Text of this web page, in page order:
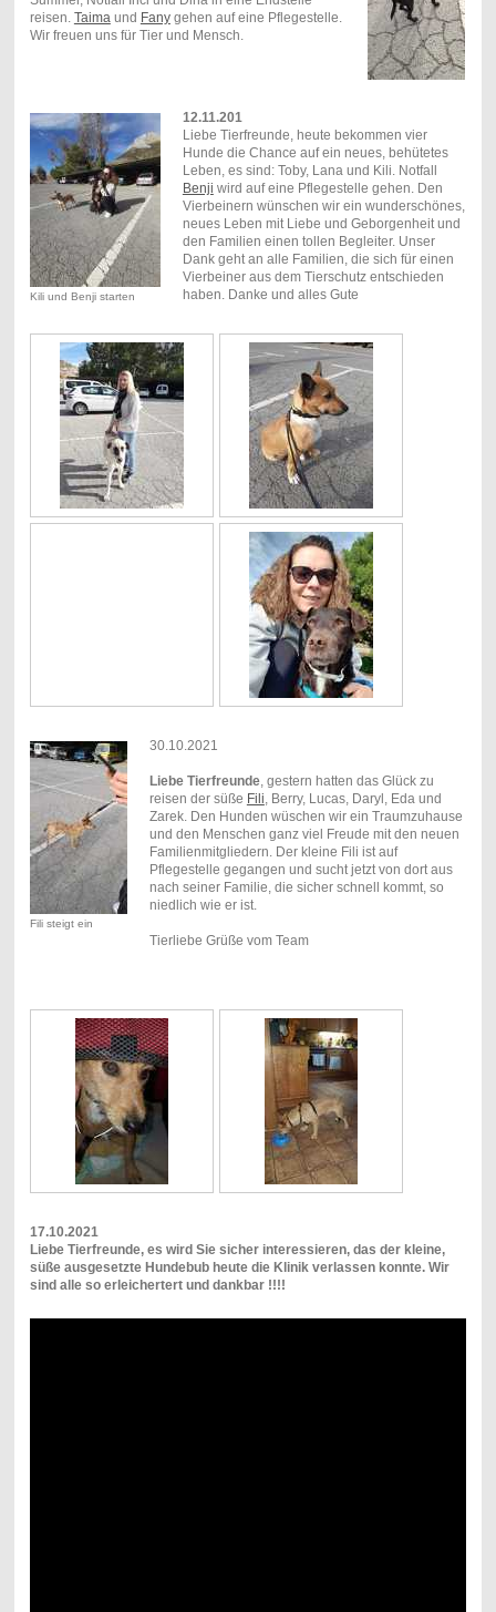
reisen. Taima und Fanygehen auf eine Pflegestelle.
Wir freuen uns für Tier und Mensch.
Kili und Benji starten
12.11.201
Liebe Tierfreunde, heute bekommen vier
Hunde die Chance auf ein neues, behütetes
Leben, es sind: Toby, Lana und Kili. Notfall
Benji wird auf eine Pflegestelle gehen. Den
Vierbeinern wünschen wir ein wunderschönes,
neues Leben mit Liebe und Geborgenheit und
den Familien einen tollen Begleiter. Unser
Dank geht an alle Familien, die sich für einen
Vierbeiner aus dem Tierschutz entschieden
haben. Danke und alles Gute
Fili steigt ein
30.10.2021
Liebe Tierfreunde, gestern hatten das Glück zu
reisen der süße Fili , Berry, Lucas, Daryl, Eda und
Zarek. Den Hunden wüschen wir ein Traumzuhause
und den Menschen ganz viel Freude mit den neuen
Familienmitgliedern. Der kleine Fili ist auf
Pflegestelle gegangen und sucht jetzt von dort aus
nach seiner Familie, die sicher schnell kommt, so
niedlich wie er ist.
Tierliebe Grüße vom Team
17.10.2021
Liebe Tierfreunde, es wird Sie sicher interessieren, das der kleine,
süße ausgesetzte Hundebub heute die Klinik verlassen konnte. Wir
sind alle so erleichertert und dankbar !!!!